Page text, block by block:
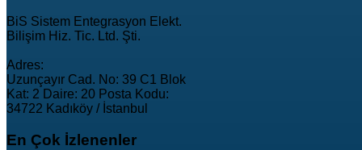
BiS Sistem Entegrasyon Elekt.
Bilişim Hiz. Tic. Ltd. Şti.
Adres:
Uzunçayır Cad. No: 39 C1 Blok
Kat: 2 Daire: 20 Posta Kodu:
34722 Kadıköy / İstanbul
En Çok İzlenenler